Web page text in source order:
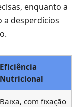
enquanto a
a desperdícios
Eficiência
Nutricional
Baixa, com fixação